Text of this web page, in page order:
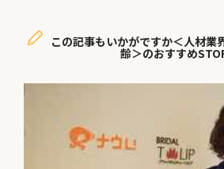
この記事もいかがですか＜人材業
齢＞のおすすめ